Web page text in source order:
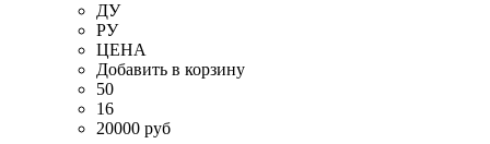
ДУ
РУ
ЦЕНА
Добавить в корзину
50
16
20000 руб